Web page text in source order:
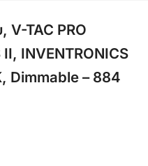
V-TAC PRO
INVENTRONICS
Dimmable – 884